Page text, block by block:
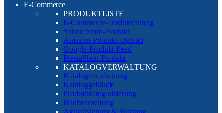
E-Commerce
PRODUKTLISTE
E-Commerce-Produkteintrag
Yahoo Store-Produkt
Amazon-Produkt-Upload
Google-Produkt-Feed
PrestaShop-Produkt
KATALOGVERWALTUNG
Katalogverarbeitung.
Kataloggebäude
Produktkategorisierung
Bildbearbeitung
Aktualisierung & Wartung.